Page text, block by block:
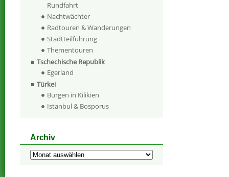
Rundfahrt
Nachtwächter
Radtouren & Wanderungen
Stadtteilführung
Thementouren
Tschechische Republik
Egerland
Türkei
Burgen in Kilikien
Istanbul & Bosporus
Archiv
Archiv